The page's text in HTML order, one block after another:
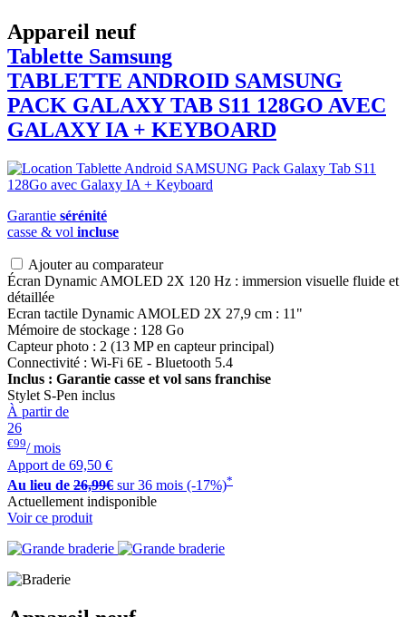
Appareil neuf
Tablette Samsung
TABLETTE ANDROID SAMSUNG
PACK GALAXY TAB S11 128GO AVEC
GALAXY IA + KEYBOARD
Garantie sérénité
casse & vol incluse
Ajouter au comparateur
Écran Dynamic AMOLED 2X 120 Hz : immersion visuelle fluide et
détaillée
Ecran tactile Dynamic AMOLED 2X 27,9 cm : 11"
Mémoire de stockage : 128 Go
Capteur photo : 2 (13 MP en capteur principal)
Connectivité : Wi-Fi 6E - Bluetooth 5.4
Inclus : Garantie casse et vol sans franchise
Stylet S-Pen inclus
À partir de
26
€99/ mois
Apport de 69,50 €
Au lieu de 26,99€ sur 36 mois (-17%)*
Actuellement indisponible
Voir ce produit